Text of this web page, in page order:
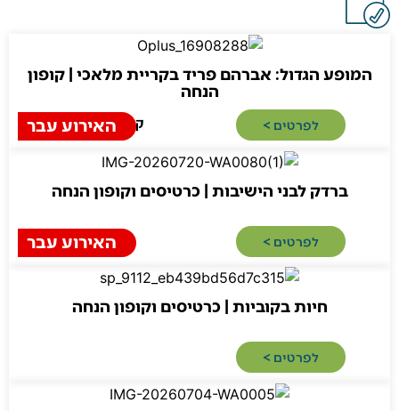
הגדול: אברהם פריד בקריית מלאכי | קופון
לפרטים >​ קריית מלאכיהאירוע עבר
ברדק לבני הישיבות | כרטיסים וקופון הנחה
לפרטים >​ האירוע עבר
חיות בקוביות | כרטיסים וקופון הנחה
לפרטים >​